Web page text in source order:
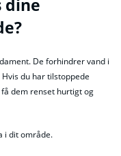
dine
De forhindrer vand i
du har tilstoppede
dem renset hurtigt og
i dit område.